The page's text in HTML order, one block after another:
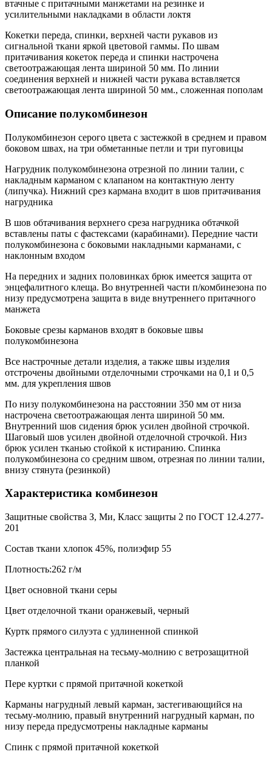
втачные с притачными манжетами на резинке и
усилительными накладками в области локтя
Кокетки переда, спинки, верхней части рукавов из
сигнальной ткани яркой цветовой гаммы. По швам
притачивания кокеток переда и спинки настрочена
светоотражающая лента шириной 50 мм. По линии
соединения верхней и нижней части рукава вставляется
светоотражающая лента шириной 50 мм., сложенная пополам
Описание полукомбинезон
Полукомбинезон серого цвета с застежкой в среднем и правом
боковом швах, на три обметанные петли и три пуговицы
Нагрудник полукомбинезона отрезной по линии талии, с
накладным карманом с клапаном на контактную ленту
(липучка). Нижний срез кармана входит в шов притачивания
нагрудника
В шов обтачивания верхнего среза нагрудника обтачкой
вставлены паты с фастексами (карабинами). Передние части
полукомбинезона с боковыми накладными карманами, с
наклонным входом
На передних и задних половинках брюк имеется защита от
энцефалитного клеща. Во внутренней части п/комбинезона по
низу предусмотрена защита в виде внутреннего притачного
манжета
Боковые срезы карманов входят в боковые швы
полукомбинезона
Все настрочные детали изделия, а также швы изделия
отстрочены двойными отделочными строчками на 0,1 и 0,5
мм. для укрепления швов
По низу полукомбинезона на расстоянии 350 мм от низа
настрочена светоотражающая лента шириной 50 мм.
Внутренний шов сидения брюк усилен двойной строчкой.
Шаговый шов усилен двойной отделочной строчкой. Низ
брюк усилен тканью стойкой к истиранию. Спинка
полукомбинезона со средним швом, отрезная по линии талии,
внизу стянута (резинкой)
Характеристика комбинезон
Защитные свойства З, Ми, Класс защиты 2 по ГОСТ 12.4.277-
201
Состав ткани хлопок 45%, полиэфир 55
Плотность:262 г/м
Цвет основной ткани серы
Цвет отделочной ткани оранжевый, черный
Куртк прямого силуэта с удлиненной спинкой
Застежка центральная на тесьму-молнию с ветрозащитной
планкой
Пере куртки с прямой притачной кокеткой
Карманы нагрудный левый карман, застегивающийся на
тесьму-молнию, правый внутренний нагрудный карман, по
низу переда предусмотрены накладные карманы
Спинк с прямой притачной кокеткой